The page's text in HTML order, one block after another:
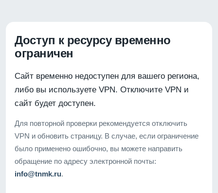
Доступ к ресурсу временно
ограничен
Сайт временно недоступен для вашего региона,
либо вы используете VPN. Отключите VPN и
сайт будет доступен.
Для повторной проверки рекомендуется отключить
VPN и обновить страницу. В случае, если ограничение
было применено ошибочно, вы можете направить
обращение по адресу электронной почты:
info@tnmk.ru.